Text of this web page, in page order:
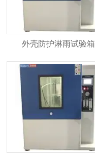
外壳防护淋雨试验箱